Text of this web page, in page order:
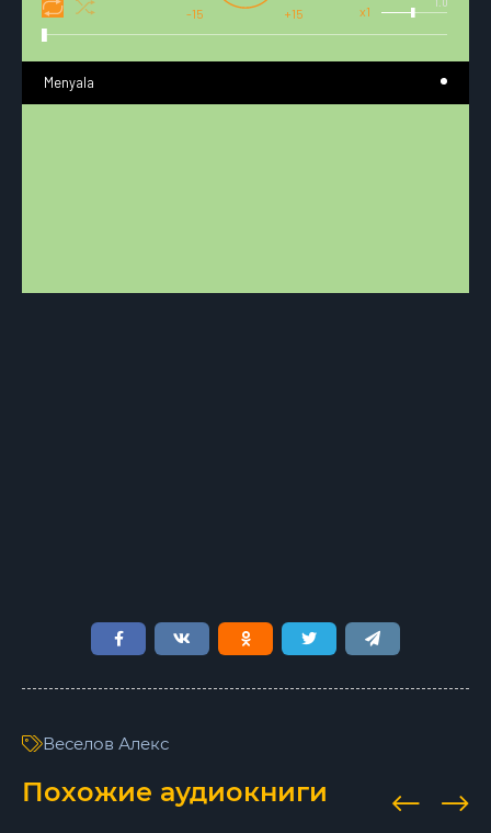
1.0
x1
-15 +15
Menyala
Веселов Алекс
Похожие аудиокниги